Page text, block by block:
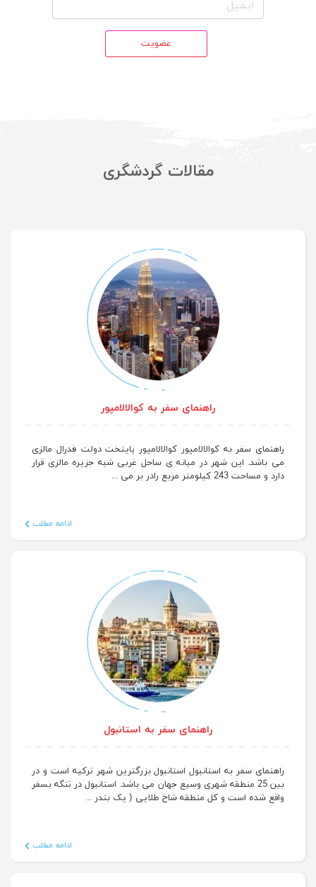
عضویت
مقالات گردشگری
راهنمای سفر به کوالالامپور
راهنمای سفر به کوالالامپور کوالالامپور پایتخت دولت فدرال مالزی
می باشد. این شهر در میانه ی ساحل غربی شبه جزیره مالزی قرار
دارد و مساحت 243 کیلومتر مربع رادر بر می ...
ادامه مطلب
راهنمای سفر به استانبول
راهنمای سفر به استانبول استانبول بزرگترین شهر ترکیه است و در
بین 25 منطقه شهری وسیع جهان می باشد. استانبول در تنگه بسفر
واقع شده است و کل منطقه شاخ طلایی ( یک بندر ...
ادامه مطلب